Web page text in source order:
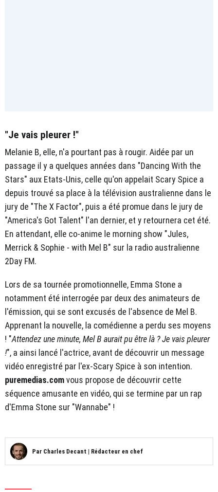
"Je vais pleurer !"
Melanie B, elle, n'a pourtant pas à rougir. Aidée par un
passage il y a quelques années dans "Dancing With the
Stars" aux Etats-Unis, celle qu'on appelait Scary Spice a
depuis trouvé sa place à la télévision australienne dans le
jury de "The X Factor", puis a été promue dans le jury de
"America's Got Talent" l'an dernier, et y retournera cet été.
En attendant, elle co-anime le morning show "Jules,
Merrick & Sophie - with Mel B" sur la radio australienne
2Day FM.
Lors de sa tournée promotionnelle, Emma Stone a
notamment été interrogée par deux des animateurs de
l'émission, qui se sont excusés de l'absence de Mel B.
Apprenant la nouvelle, la comédienne a perdu ses moyens
! "Attendez une minute, Mel B aurait pu être là ? Je vais pleurer
!", a ainsi lancé l'actrice, avant de découvrir un message
vidéo enregistré par l'ex-Scary Spice à son intention.
puremedias.comvous propose de découvrir cette
séquence amusante en vidéo, qui se termine par un rap
d'Emma Stone sur "Wannabe" !
Par Charles Decant | Rédacteur en chef